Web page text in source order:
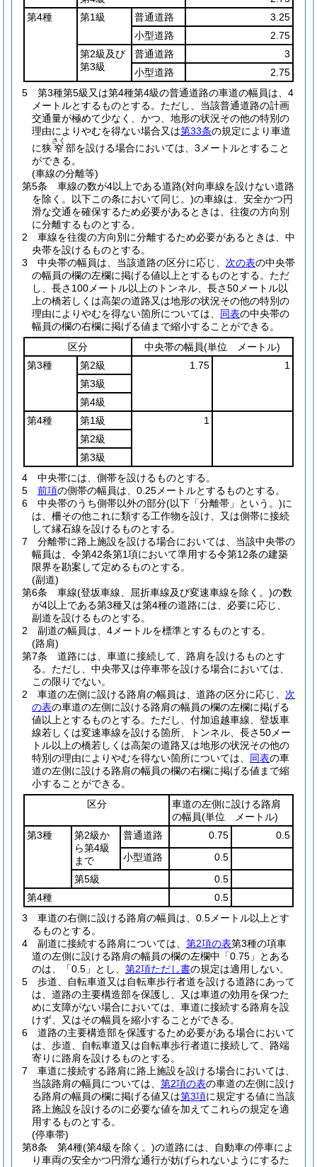
第4種
第1級 普通道路
3.25
小型道路
2.75
第2級及び
第3級
普通道路
3
小型道路
2.75
5
第3種第5級又は第4種第4級の普通道路の車道の幅員は、4
メートルとするものとする。 ただし、当該普通道路の計画
交通量が極めて少なく、かつ、地形の状況その他の特別の
理由によりやむを得ない場合又は第33条の規定により車道
に狭 窄
さく
部を設ける場合においては、3メートルとすること
ができる。
(車線の分離等)
第5条
車線の数が4以上である道路(対向車線を設けない道路
を除く。以下この条において同じ。)の車線は、安全かつ円
滑な交通を確保するため必要があるときは、往復の方向別
に分離するものとする。
2
車線を往復の方向別に分離するため必要があるときは、中
央帯を設けるものとする。
3
中央帯の幅員は、当該道路の区分に応じ、 次の表の中央帯
の幅員の欄の左欄に掲げる値以上とするものとする。 ただ
し、長さ100メートル以上のトンネル、長さ50メートル以
上の橋若しくは高架の道路又は地形の状況その他の特別の
理由によりやむを得ない箇所については、 同表の中央帯の
幅員の欄の右欄に掲げる値まで縮小することができる。
区分
中央帯の幅員(単位 メートル)
第3種
第2級 1.75
1
第3級
第4級
第4種
第1級
1
第2級
第3級
4
中央帯には、側帯を設けるものとする。
5
前項の側帯の幅員は、0.25メートルとするものとする。
6
中央帯のうち側帯以外の部分(以下「分離帯」という。)に
は、柵その他これに類する工作物を設け、又は側帯に接続
して縁石線を設けるものとする。
7
分離帯に路上施設を設ける場合においては、当該中央帯の
幅員は、令第42条第1項において準用する令第12条の建築
限界を勘案して定めるものとする。
(副道)
第6条
車線(登坂車線、屈折車線及び変速車線を除く。)の数
が4以上である第3種又は第4種の道路には、必要に応じ、
副道を設けるものとする。
2
副道の幅員は、4メートルを標準とするものとする。
(路肩)
第7条
道路には、車道に接続して、路肩を設けるものとす
る。 ただし、中央帯又は停車帯を設ける場合においては、
この限りでない。
2
車道の左側に設ける路肩の幅員は、道路の区分に応じ、 次
の表の車道の左側に設ける路肩の幅員の欄の左欄に掲げる
値以上とするものとする。 ただし、付加追越車線、登坂車
線若しくは変速車線を設ける箇所、トンネル、長さ50メー
トル以上の橋若しくは高架の道路又は地形の状況その他の
特別の理由によりやむを得ない箇所については、 同表の車
道の左側に設ける路肩の幅員の欄の右欄に掲げる値まで縮
小することができる。
区分
車道の左側に設ける路肩
の幅員(単位 メートル)
第3種
第2級か
ら第4級
まで
普通道路 0.75
0.5
小型道路
0.5
第5級
0.5
第4種
0.5
3
車道の右側に設ける路肩の幅員は、0.5メートル以上とす
るものとする。
4
副道に接続する路肩については、 第2項の表第3種の項車
道の左側に設ける路肩の幅員の欄の左欄中「0.75」とある
のは、「0.5」とし、 第2項ただし書の規定は適用しない。
5
歩道、自転車道又は自転車歩行者道を設ける道路にあって
は、道路の主要構造部を保護し、又は車道の効用を保つた
めに支障がない場合においては、車道に接続する路肩を設
けず、又はその幅員を縮小することができる。
6
道路の主要構造部を保護するため必要がある場合において
は、歩道、自転車道又は自転車歩行者道に接続して、路端
寄りに路肩を設けるものとする。
7
車道に接続する路肩に路上施設を設ける場合においては、
当該路肩の幅員については、 第2項の表の車道の左側に設け
る路肩の幅員の欄に掲げる値又は第3項に規定する値に当該
路上施設を設けるのに必要な値を加えてこれらの規定を適
用するものとする。
(停車帯)
第8条
第4種(第4級を除く。)の道路には、自動車の停車によ
り車両の安全かつ円滑な通行が妨げられないようにするた